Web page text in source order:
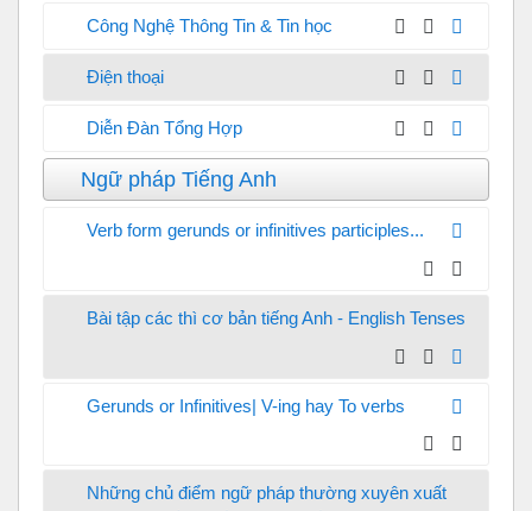
Công Nghệ Thông Tin & Tin học
Điện thoại
Diễn Đàn Tổng Hợp
Ngữ pháp Tiếng Anh
Verb form gerunds or infinitives participles...
Bài tập các thì cơ bản tiếng Anh - English Tenses
Gerunds or Infinitives| V-ing hay To verbs
Những chủ điểm ngữ pháp thường xuyên xuất